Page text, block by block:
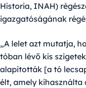
Historia, INAH)
igazgatóságának
„A lelet azt mutatja,
tóban lévő kis
alapították [a tó
élt, amely kihasználta